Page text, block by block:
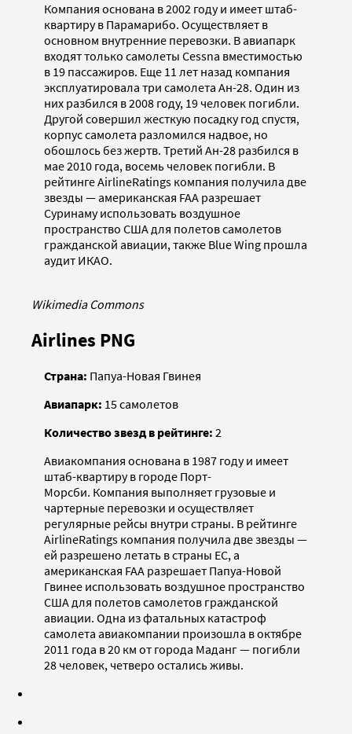
Компания основана в 2002 году и имеет штаб-
квартиру в Парамарибо. Осуществляет в
основном внутренние перевозки. В авиапарк
входят только самолеты Cessna вместимостью
в 19 пассажиров. Еще 11 лет назад компания
эксплуатировала три самолета Ан-28. Один из
них разбился в 2008 году, 19 человек погибли.
Другой совершил жесткую посадку год спустя,
корпус самолета разломился надвое, но
обошлось без жертв. Третий Ан-28 разбился в
мае 2010 года, восемь человек погибли. В
рейтинге AirlineRatings компания получила две
звезды — американская FAA разрешает
Суринаму использовать воздушное
пространство США для полетов самолетов
гражданской авиации, также Blue Wing прошла
аудит ИКАО.
Wikimedia Commons
Airlines PNG
Страна: Папуа-Новая Гвинея
Авиапарк: 15 самолетов
Количество звезд в рейтинге: 2
Авиакомпания основана в 1987 году и имеет
штаб-квартиру в городе Порт-
Морсби. Компания выполняет грузовые и
чартерные перевозки и осуществляет
регулярные рейсы внутри страны. В рейтинге
AirlineRatings компания получила две звезды —
ей разрешено летать в страны ЕС, а
американская FAA разрешает Папуа-Новой
Гвинее использовать воздушное пространство
США для полетов самолетов гражданской
авиации. Одна из фатальных катастроф
самолета авиакомпании произошла в октябре
2011 года в 20 км от города Маданг — погибли
28 человек, четверо остались живы.